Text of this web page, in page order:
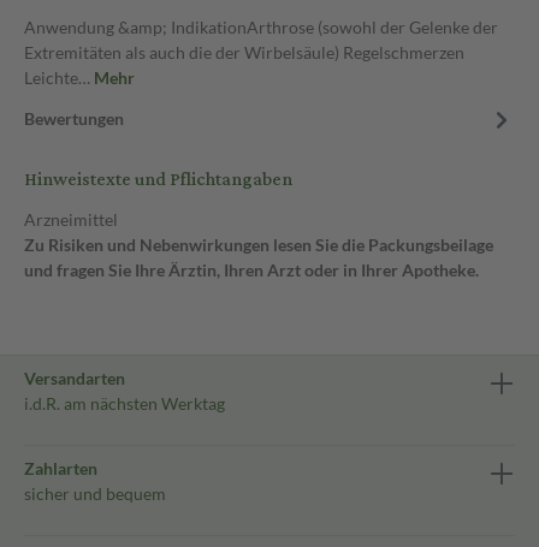
Anwendung &amp; IndikationArthrose (sowohl der Gelenke der
Extremitäten als auch die der Wirbelsäule) Regelschmerzen
Leichte… Mehr
Bewertungen
Hinweistexte und Pflichtangaben
Arzneimittel
Zu Risiken und Nebenwirkungen lesen Sie die Packungsbeilage
und fragen Sie Ihre Ärztin, Ihren Arzt oder in Ihrer Apotheke.
Versandarten
i.d.R. am nächsten Werktag
Zahlarten
sicher und bequem